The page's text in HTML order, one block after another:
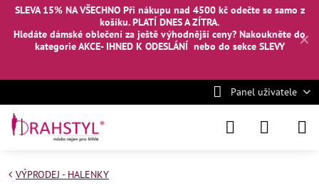
✕
SLEVA 15% NA VŠECHNO Při nákupu nad 4500 kč odečte se samo z
košíku. PLATÍ DNES A ZÍTRA.
Hledáte dámské oblečení za ještě výhodnější ceny? Nakoukněte do
kategorie AKCE- IHNED K ODESLÁNÍ nebo do sekce SLEVY
Panel uživatele
VÝPRODEJ - HALENKY